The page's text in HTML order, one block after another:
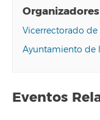
Organizadores
Vicerrectorado de
Ayuntamiento de
Eventos